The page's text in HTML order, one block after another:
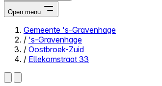
Open menu
Close menu
Gemeente 's-Gravenhage
/ 's-Gravenhage
/ Oostbroek-Zuid
/ Ellekomstraat 33